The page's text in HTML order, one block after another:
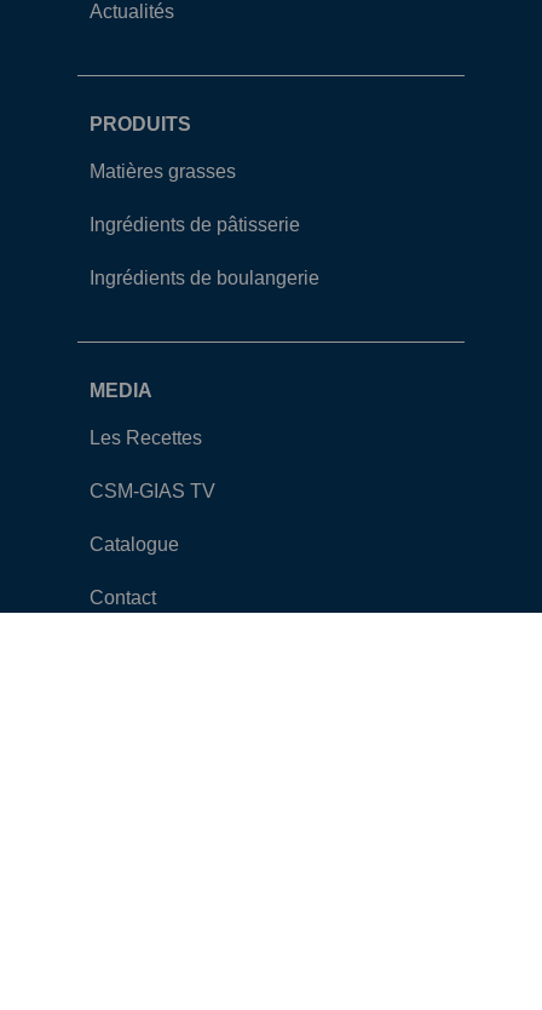
Actualités
PRODUITS
Matières grasses
Ingrédients de pâtisserie
Ingrédients de boulangerie
MEDIA
Les Recettes
CSM-GIAS TV
Catalogue
Contact